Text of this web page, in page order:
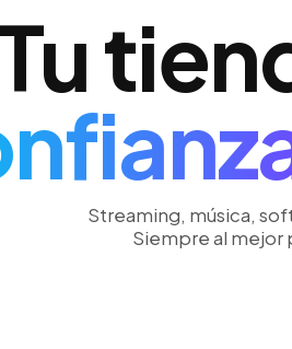
Streaming, música,
Siempre al mejor